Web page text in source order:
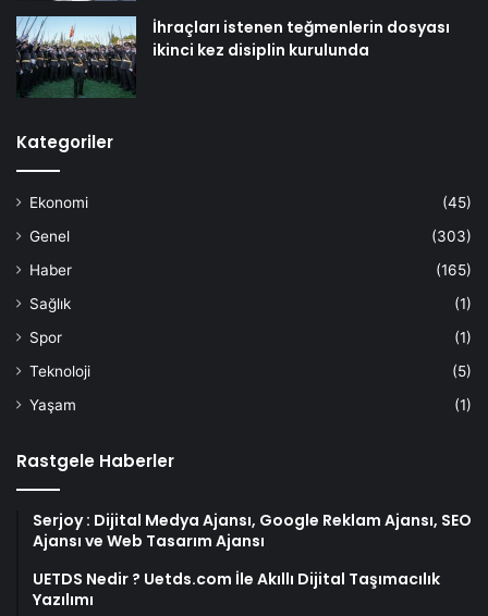
İhraçları istenen teğmenlerin dosyası
ikinci kez disiplin kurulunda
Kategoriler
Ekonomi
(45)
Genel
(303)
Haber
(165)
Sağlık
(1)
Spor
(1)
Teknoloji
(5)
Yaşam
(1)
Rastgele Haberler
Serjoy : Dijital Medya Ajansı, Google Reklam Ajansı, SEO
Ajansı ve Web Tasarım Ajansı
UETDS Nedir ? Uetds.com İle Akıllı Dijital Taşımacılık
Yazılımı